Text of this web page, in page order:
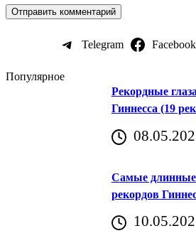
Telegram Facebook
Популярное
Рекордные
Гиннесса (19
Самые длинные
рекордов